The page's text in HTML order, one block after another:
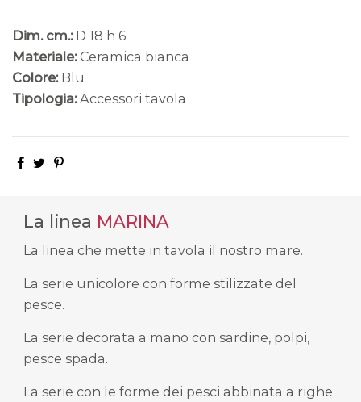
Dim. cm.: D 18 h 6
Materiale: Ceramica bianca
Colore: Blu
Tipologia: Accessori tavola
La linea MARINA
La linea che mette in tavola il nostro mare.
La serie unicolore con forme stilizzate del
pesce.
La serie decorata a mano con sardine, polpi,
pesce spada.
La serie con le forme dei pesci abbinata a righe